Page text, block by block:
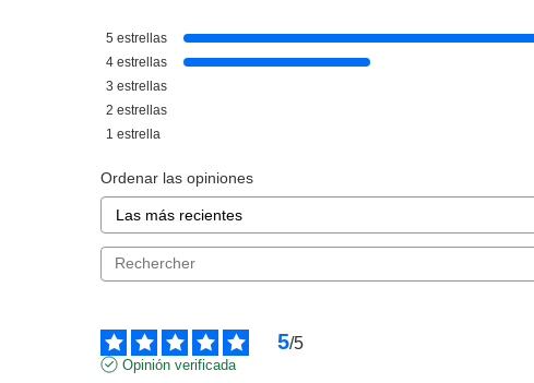
ML + EDP 5 ML + B/LOC 100 ML
SET REGALO
5 estrellas
4 estrellas
3 estrellas
2 estrellas
1 estrella
Ordenar las opiniones
5/5
Opinión verificada